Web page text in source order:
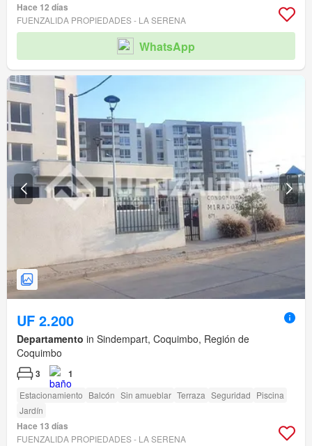
Hace 12 días
FUENZALIDA PROPIEDADES - LA SERENA
WhatsApp
UF 2.200
Departamento in Sindempart, Coquimbo, Región de
Coquimbo
3 1
Estacionamiento Balcón Sin amueblar Terraza Seguridad Piscina
Jardín
Hace 13 días
FUENZALIDA PROPIEDADES - LA SERENA